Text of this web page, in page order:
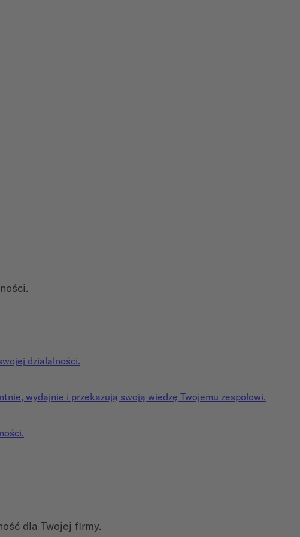
działalności.
wydajnie i przekazują swoją wiedzę Twojemu zespołowi.
dla Twojej firmy.